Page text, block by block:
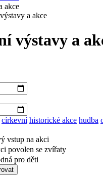
akce
a akce
výstavy a
církevní historické akce hudba
vstup na akci
povolen se zvířaty
pro děti